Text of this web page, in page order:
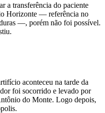
a transferência do paciente
Horizonte — referência no
—, porém não foi possível.
aconteceu na tarde da
foi socorrido e levado por
do Monte. Logo depois,